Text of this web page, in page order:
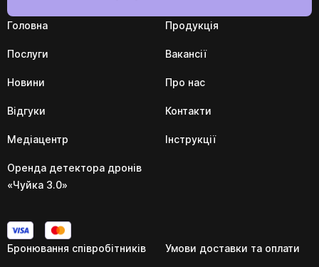
Головна Продукція
Послуги Вакансії
Новини Про нас
Відгуки Контакти
Медіацентр Інструкції
Оренда детектора дронів
«Чуйка 3.0»
Бронювання співробітників Умови доставки та оплати